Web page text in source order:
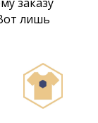
лишь